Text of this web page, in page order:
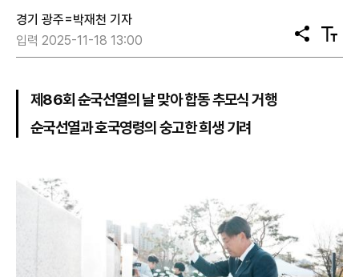
경기 광주=박재천 기자
입력 2025-11-18 13:00
공
유
텍
스
제86회 순국선열의 날 맞아 합동 추모식 거행
순국선열과 호국영령의 숭고한 희생 기려